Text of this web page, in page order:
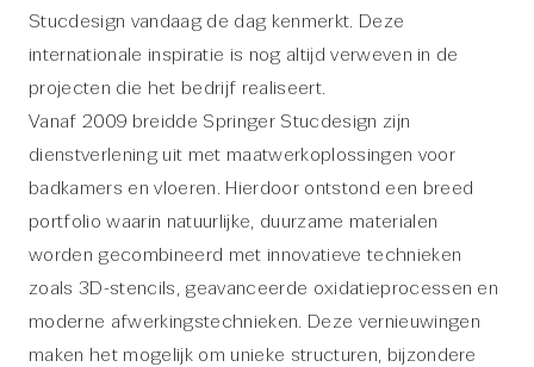
Stucdesign vandaag de dag kenmerkt. Deze
internationale inspiratie is nog altijd verweven in de
projecten die het bedrijf realiseert.
Vanaf 2009 breidde Springer Stucdesign zijn
dienstverlening uit met maatwerkoplossingen voor
badkamers en vloeren. Hierdoor ontstond een breed
portfolio waarin natuurlijke, duurzame materialen
worden gecombineerd met innovatieve technieken
zoals 3D-stencils, geavanceerde oxidatieprocessen en
moderne afwerkingstechnieken. Deze vernieuwingen
maken het mogelijk om unieke structuren, bijzondere